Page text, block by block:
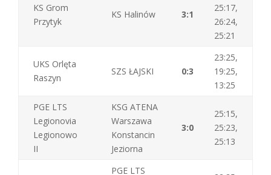
KS Grom
Przytyk
KS Halinów 3:1
25:17,
26:24,
25:21
UKS Orlęta
Raszyn
SZS ŁAJSKI 0:3
23:25,
19:25,
13:25
PGE LTS
Legionovia
Legionowo
II
KSG ATENA
Warszawa
Konstancin
Jeziorna
3:0
25:15,
25:23,
25:13
PGE LTS